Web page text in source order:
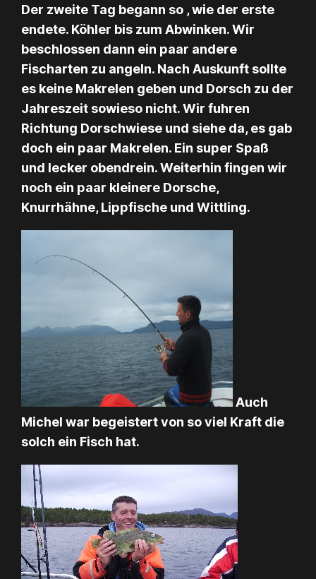
Der zweite Tag begann so , wie der erste
endete. Köhler bis zum Abwinken. Wir
beschlossen dann ein paar andere
Fischarten zu angeln. Nach Auskunft sollte
es keine Makrelen geben und Dorsch zu der
Jahreszeit sowieso nicht. Wir fuhren
Richtung Dorschwiese und siehe da, es gab
doch ein paar Makrelen. Ein super Spaß
und lecker obendrein. Weiterhin fingen wir
noch ein paar kleinere Dorsche,
Knurrhähne, Lippfische und Wittling.
Auch
Michel war begeistert von so viel Kraft die
solch ein Fisch hat.